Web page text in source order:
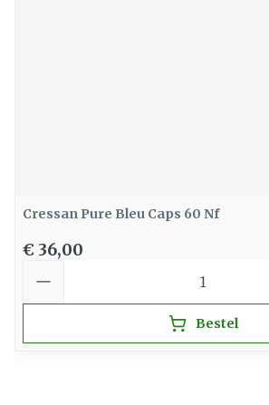
Cressan Pure Bleu Caps 60 Nf
€ 36,00
Bestel